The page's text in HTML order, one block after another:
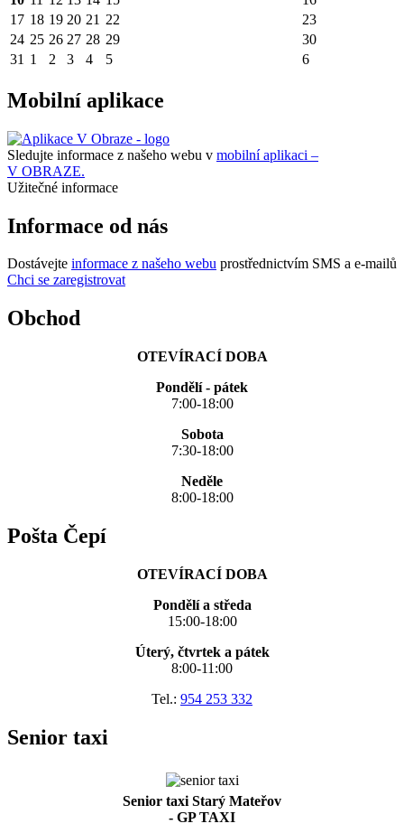
17 18 19 20 21 22
23
24 25 26 27 28 29
30
31 1 2 3 4 5 6
Mobilní aplikace
Sledujte informace z našeho webu v mobilní aplikaci –
V OBRAZE.
Užitečné informace
Informace od nás
Dostávejte informace z našeho webu prostřednictvím SMS a e-mailů
Chci se zaregistrovat
Obchod
OTEVÍRACÍ DOBA
Pondělí - pátek
7:00-18:00
Sobota
7:30-18:00
Neděle
8:00-18:00
Pošta Čepí
OTEVÍRACÍ DOBA
Pondělí a středa
15:00-18:00
Úterý, čtvrtek a pátek
8:00-11:00
Tel.: 954 253 332
Senior taxi
Senior taxi Starý Mateřov
- GP TAXI